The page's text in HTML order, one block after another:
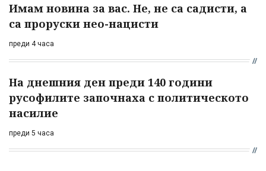
Имам новина за вас. Не, не са садисти, а
са проруски нео-нацисти
преди 4 часа
На днешния ден преди 140 години
русофилите започнаха с политическото
насилие
преди 5 часа